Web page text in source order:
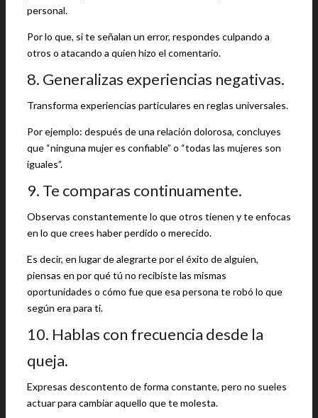
personal.
Por lo que, si te señalan un error, respondes culpando a
otros o atacando a quien hizo el comentario.
8. Generalizas experiencias negativas.
Transforma experiencias particulares en reglas universales.
Por ejemplo: después de una relación dolorosa, concluyes
que “ninguna mujer es confiable” o “todas las mujeres son
iguales”.
9. Te comparas continuamente.
Observas constantemente lo que otros tienen y te enfocas
en lo que crees haber perdido o merecido.
Es decir, en lugar de alegrarte por el éxito de alguien,
piensas en por qué tú no recibiste las mismas
oportunidades o cómo fue que esa persona te robó lo que
según era para ti.
10. Hablas con frecuencia desde la
queja.
Expresas descontento de forma constante, pero no sueles
actuar para cambiar aquello que te molesta.